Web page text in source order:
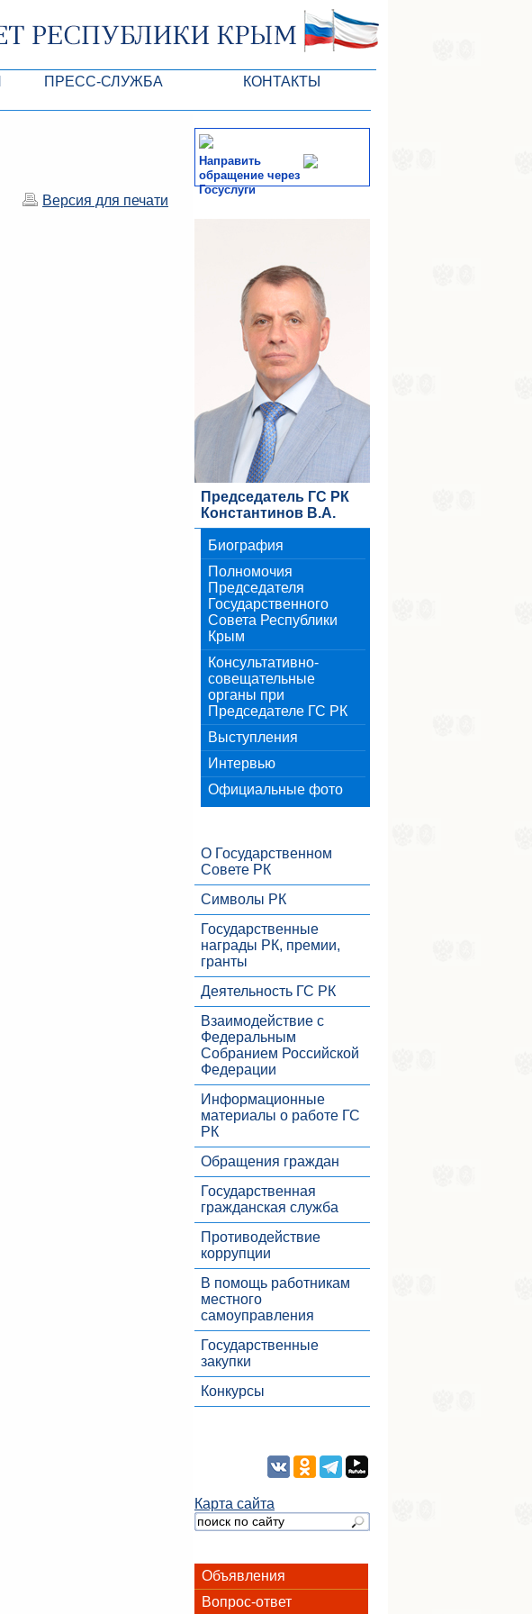
ПРЕСС-СЛУЖБА КОНТАКТЫ
Версия для печати
Направить
обращение через
Госуслуги
Председатель ГС РК
Константинов В.А.
Биография
Полномочия
Председателя
Государственного
Совета Республики
Крым
Консультативно-
совещательные
органы при
Председателе ГС РК
Выступления
Интервью
Официальные фото
О Государственном
Совете РК
Символы РК
Государственные
награды РК, премии,
гранты
Деятельность ГС РК
Взаимодействие с
Федеральным
Собранием Российской
Федерации
Информационные
материалы о работе ГС
РК
Обращения граждан
Государственная
гражданская служба
Противодействие
коррупции
В помощь работникам
местного
самоуправления
Государственные
закупки
Конкурсы
Карта сайта
Объявления
Вопрос-ответ